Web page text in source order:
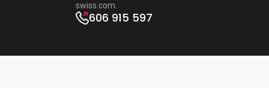
swiss.com
606 915 597